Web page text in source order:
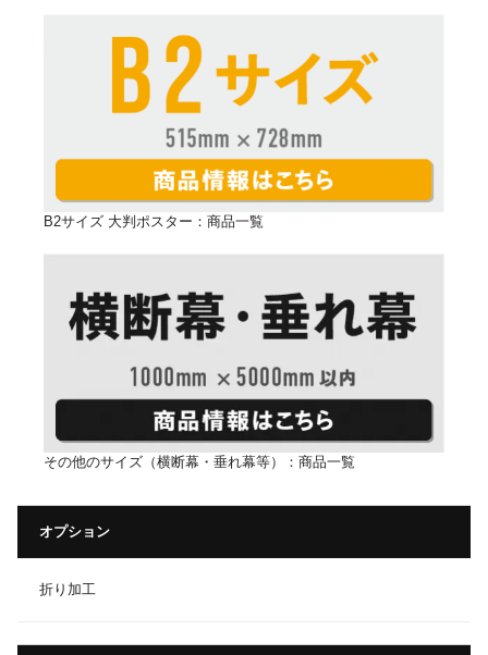
マット紙がオススメ！
す。
屋外告知用としてとても便利です。
で、屋外に最適です。
屋外は2〜3ヶ月以内のご使用をオススメします。
B2サイズ 大判ポスター：商品一覧
その他のサイズ（横断幕・垂れ幕等）：商品一覧
オプション
折り加工